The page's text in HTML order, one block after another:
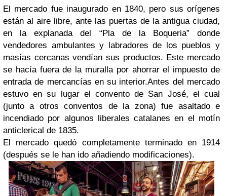
El mercado fue inaugurado en 1840, pero sus orígenes
están al aire libre, ante las puertas de la antigua ciudad,
en la explanada del “Pla de la Boqueria” donde
vendedores ambulantes y labradores de los pueblos y
masías cercanas vendían sus productos. Este mercado
se hacía fuera de la muralla por ahorrar el impuesto de
entrada de mercancías en su interior.Antes del mercado
estuvo en su lugar el convento de San José, el cual
(junto a otros conventos de la zona) fue asaltado e
incendiado por algunos liberales catalanes en el motín
anticlerical de 1835.
El mercado quedó completamente terminado en 1914
(después se le han ido añadiendo modificaciones).